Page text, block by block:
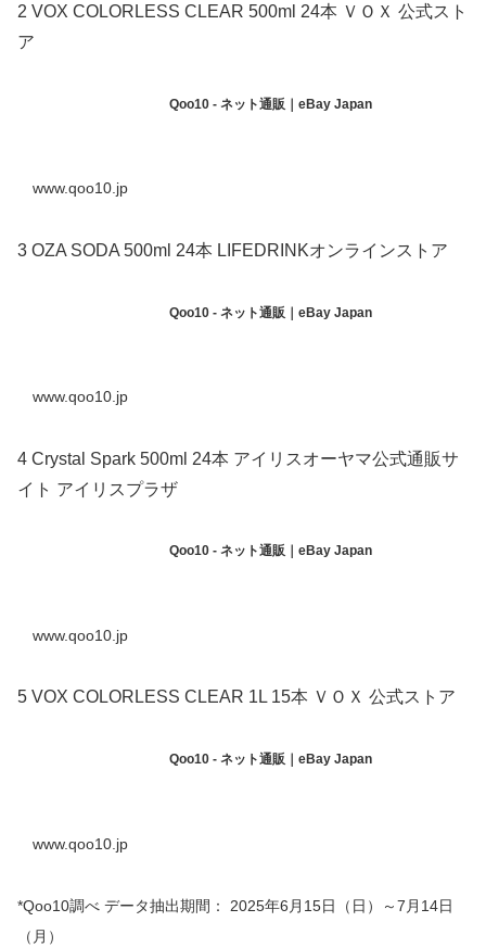
2 VOX COLORLESS CLEAR 500ml 24本 ＶＯＸ 公式スト
ア
Qoo10 - ネット通販｜eBay Japan
www.qoo10.jp
3 OZA SODA 500ml 24本 LIFEDRINKオンラインストア
Qoo10 - ネット通販｜eBay Japan
www.qoo10.jp
4 Crystal Spark 500ml 24本 アイリスオーヤマ公式通販サ
イト アイリスプラザ
Qoo10 - ネット通販｜eBay Japan
www.qoo10.jp
5 VOX COLORLESS CLEAR 1L 15本 ＶＯＸ 公式ストア
Qoo10 - ネット通販｜eBay Japan
www.qoo10.jp
*Qoo10調べ データ抽出期間： 2025年6月15日（日）～7月14日
（月）